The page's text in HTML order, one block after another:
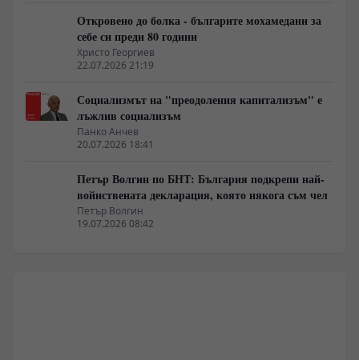
Откровено до болка - българите мохамедани за
себе си преди 80 години
Христо Георгиев
22.07.2026 21:19
Социализмът на "преодоления капитализъм" е
лъжлив социализъм
Панко Анчев
20.07.2026 18:41
Петър Волгин по БНТ: България подкрепи най-
войнствената декларация, която някога съм чел
Петър Волгин
19.07.2026 08:42